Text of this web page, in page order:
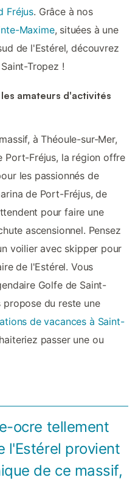
Fréjus. Grâce à nos
Maxime, situées à une
de l'Estérel, découvrez
Tropez !
amateurs d'activités
à Théoule-sur-Mer,
Port-Fréjus, la région offre
les passionnés de
de Port-Fréjus, de
pour faire une
ascensionnel. Pensez
voilier avec skipper pour
de l'Estérel. Vous
Golfe de Saint-
propose du reste une
de vacances à Saint-
passer une ou
ocre tellement
l'Estérel provient
de ce massif,